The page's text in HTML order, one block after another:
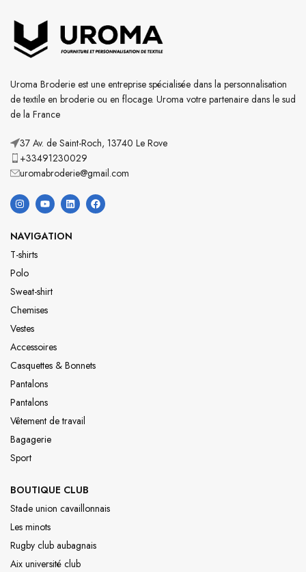
Uroma Broderie est une entreprise spécialisée dans la personnalisation
de textile en broderie ou en flocage. Uroma votre partenaire dans le sud
de la France
37 Av. de Saint-Roch, 13740 Le Rove
+33491230029
uromabroderie@gmail.com
NAVIGATION
T-shirts
Polo
Sweat-shirt
Chemises
Vestes
Accessoires
Casquettes & Bonnets
Pantalons
Pantalons
Vêtement de travail
Bagagerie
Sport
BOUTIQUE CLUB
Stade union cavaillonnais
Les minots
Rugby club aubagnais
Aix université club